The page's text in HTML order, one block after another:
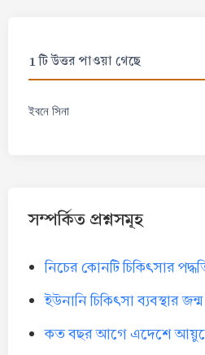
1 টি উত্তর পাওয়া গেছে
ইবনে সিনা
সম্পর্কিত প্রশ্নসমূহ
নিচের কোনটি চিকিৎসার
ইউনানি চিকিৎসা ব্যবস্থার
কত বছর আগে এদেশে